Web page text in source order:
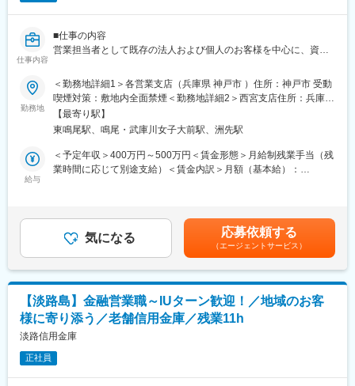
■入社後
に応じて顧客を引継ぎをします。
■研修制度
現在特に取組んでいるのが「“人財”育成」を目指した充実の研修制
度です。外部派遣研修や職場内研修はもちろん、通信講座、資格
取得をサポートし、職員一人ひとりのレベルアップを図っていま
す。
【職務別】
テラー研修、年金研修、融資渉外研修、財務分析研修、経営改善
どの支店の社員も雰囲気がとても明るく、柔らかく、いきいきと
働いています。職員同士の距離感が近く、風通しのよい雰囲気で
す。新卒にてご入社される方の入社決め手について「社風」と挙
げられる方もいます。
■働き方
・年休122日
仕事内容
■仕事の内容
営業担当者として既存の法人および個人のお客様を中心に、資金
していただきます。詳細は下記になります。
【お客様・取り扱い商品の詳細】
法人8割：個人2割。既存8割：新規2割(お客様からの紹介も多数)
・預金業務、保険販売、融資（個人ローン、住宅ローン）、法人
融資等
■キャリアパス
ー、経ては管理職を目指していただく方、大歓迎です。
■評価制度
く、プロセスや業務能力を加味してで評価、賞与や昇給に反映さ
れます。
■配属先情報
※居住先やご希望も考慮いたします。
勤務地
＜勤務地詳細1＞各営業支店（兵庫県 神戸市 ）住所：神戸市 受動
喫煙対策：敷地内全面禁煙＜勤務地詳細2＞西宮支店住所：兵庫県
西宮市笠屋町13番36号 受動喫煙対策：屋内全面禁煙
【最寄り駅】
東鳴尾駅、鳴尾・武庫川女子大前駅、洲先駅
給与
＜予定年収＞400万円～500万円＜賃金形態＞月給制残業手当（残
業時間に応じて別途支給）＜賃金内訳＞月額（基本給）：
能性があります。月給(月額)は固定手当を含めた表記です。
気になる 応募依頼する
（エージェントサービス）
【淡路島】金融営業職～IUターン歓迎！／地域のお客
様に寄り添う／老舗信用金庫／残業11h
淡路信用金庫
正社員